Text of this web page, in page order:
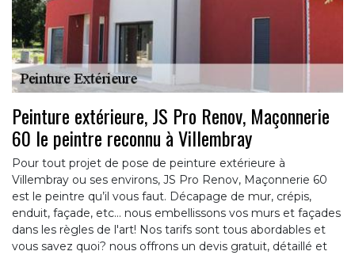
Peinture extérieure, JS Pro Renov, Maçonnerie
60 le peintre reconnu à Villembray
Pour tout projet de pose de peinture extérieure à
Villembray ou ses environs, JS Pro Renov, Maçonnerie 60
est le peintre qu’il vous faut. Décapage de mur, crépis,
enduit, façade, etc... nous embellissons vos murs et façades
dans les règles de l'art! Nos tarifs sont tous abordables et
vous savez quoi? nous offrons un devis gratuit, détaillé et